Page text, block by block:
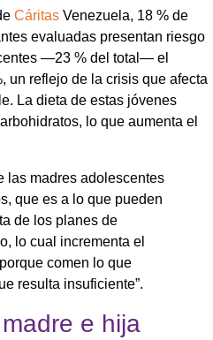
Cáritas Venezuela, 18 % de
evaluadas presentan riesgo
—23 % del total— el
un reflejo de la crisis que afecta
La dieta de estas jóvenes
lo que aumenta el
las madres adolescentes
que es a lo que pueden
de los planes de
lo cual incrementa el
comen lo que
resulta insuficiente”.
e hija